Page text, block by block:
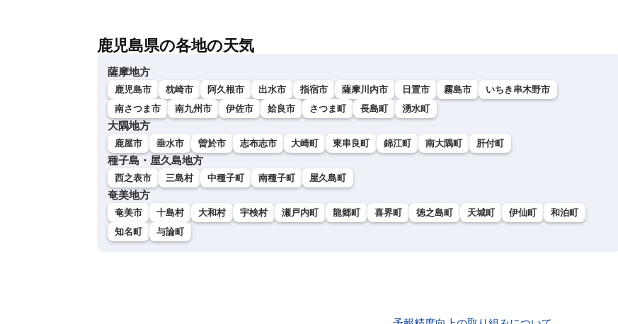
鹿児島県の各地の天気
薩摩地方
鹿児島市 枕崎市 阿久根市 出水市 指宿市 薩摩川内市 日置市 霧島市
いちき串木野市
南さつま市
南九州市 伊佐市 姶良市 さつま町 長島町 湧水町
大隅地方
鹿屋市 垂水市 曽於市 志布志市 大崎町 東串良町 錦江町 南大隅町 肝付町
種子島・屋久島地方
西之表市 三島村 中種子町 南種子町 屋久島町
奄美地方
奄美市 十島村 大和村 宇検村 瀬戸内町 龍郷町 喜界町 徳之島町 天城町 伊仙町
和泊町
知名町
与論町